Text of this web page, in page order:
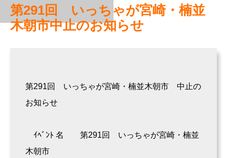
第291回 いっちゃが宮崎・楠並
木朝市中止のお知らせ
第291回 いっちゃが宮崎・楠並木朝市 中止の
お知らせ
ｲﾍﾞﾝﾄ 名 第291回 いっちゃが宮崎・楠並
木朝市